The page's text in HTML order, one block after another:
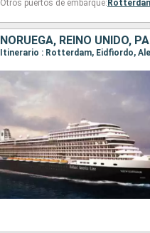
Otros puertos de embarque:
NORUEGA, REINO UNIDO,